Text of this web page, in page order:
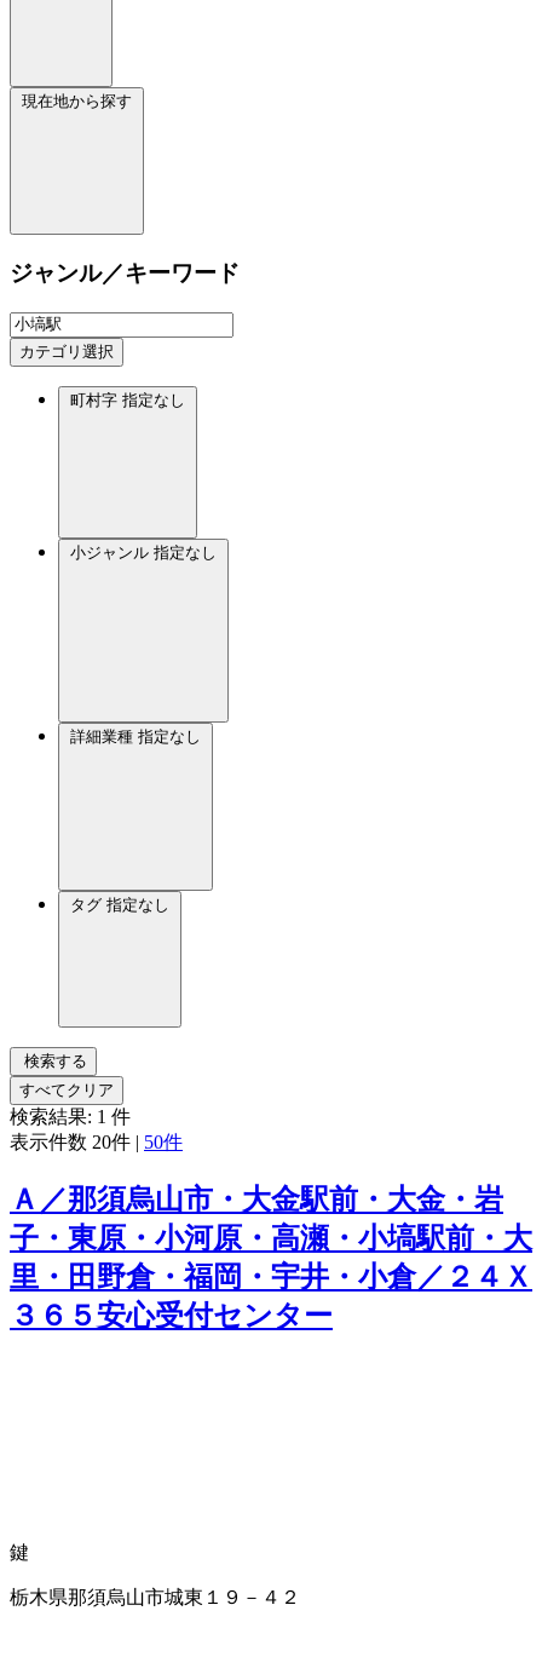
現在地から探す
ジャンル／キーワード
カテゴリ選択
町村字 指定なし
小ジャンル 指定なし
詳細業種 指定なし
タグ 指定なし
検索する
すべてクリア
検索結果: 1 件
表示件数 20件 | 50件
Ａ／那須烏山市・大金駅前・大金・岩
子・東原・小河原・高瀬・小塙駅前・大
里・田野倉・福岡・宇井・小倉／２４Ｘ
３６５安心受付センター
鍵
栃木県那須烏山市城東１９－４２